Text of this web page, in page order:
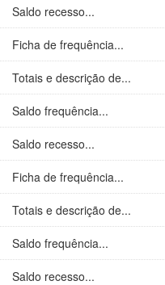
Saldo recesso...
Ficha de frequência...
Totais e descrição de...
Saldo frequência...
Saldo recesso...
Ficha de frequência...
Totais e descrição de...
Saldo frequência...
Saldo recesso...